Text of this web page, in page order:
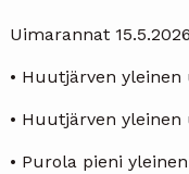
Uimarannat 15.5.2026
• Huutjärven
• Huutjärven
• Purola pieni